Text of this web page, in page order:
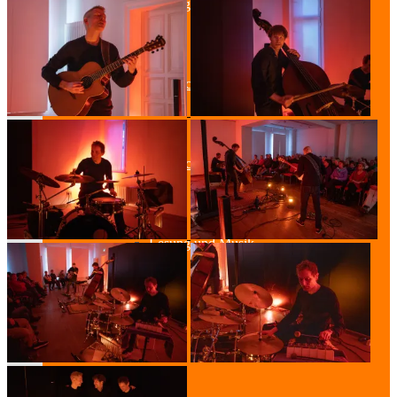
Lesung & Autoren-Lesung
Mitmach-Lesung
Szenische Lesung
Lesung und Musik
Spurensuche